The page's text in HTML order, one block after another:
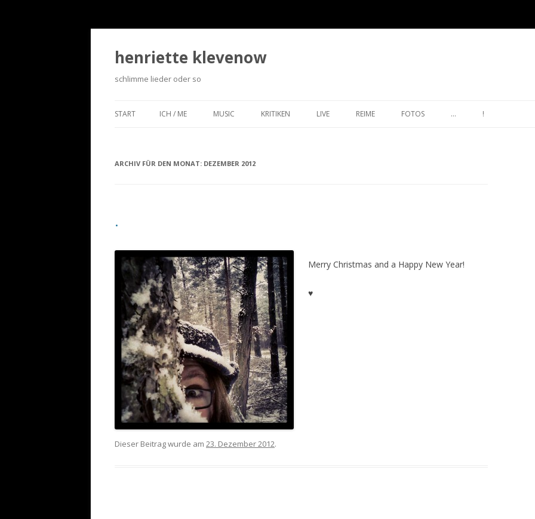
henriette klevenow
schlimme lieder oder so
START ICH / ME MUSIC KRITIKEN LIVE REIME FOTOS … !
ARCHIV FÜR DEN MONAT: DEZEMBER 2012
.
Merry Christmas and a Happy New Year!
♥
Dieser Beitrag wurde am 23. Dezember 2012.